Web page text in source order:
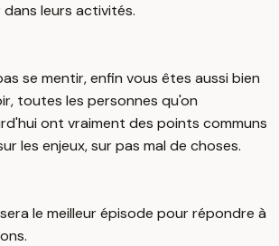
leurs activités.
se mentir, enfin vous êtes aussi bien
toutes les personnes qu'on
ont vraiment des points communs
les enjeux, sur pas mal de choses.
le meilleur épisode pour répondre à